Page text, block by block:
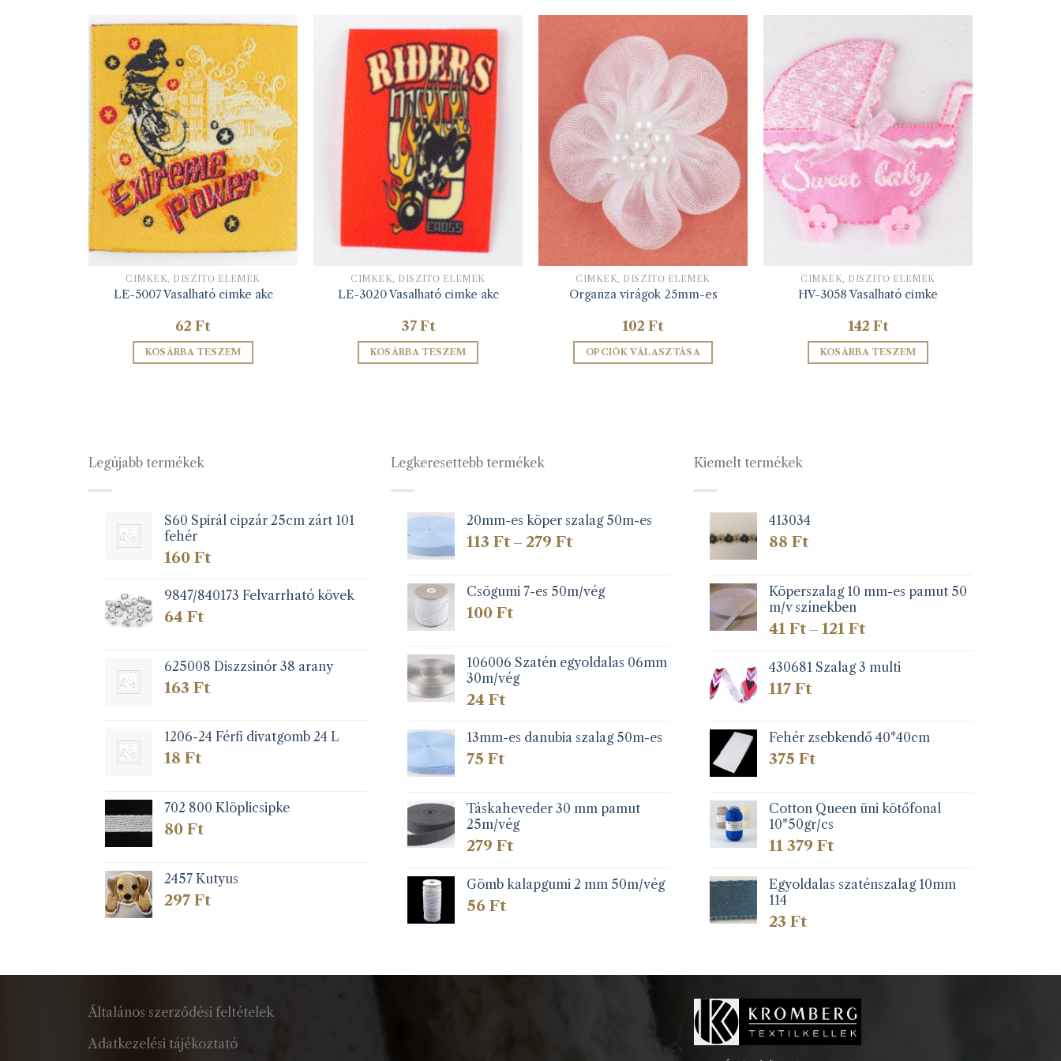
CIMKÉK, DÍSZÍTŐ ELEMEK
LE-5007 Vasalható cimke akc
62 Ft
KOSÁRBA TESZEM
CIMKÉK, DÍSZÍTŐ ELEMEK
LE-3020 Vasalható cimke akc
37Ft
KOSÁRBA TESZEM
CIMKÉK, DÍSZÍTŐ ELEMEK
Organza virágok 25mm-es
102 Ft
OPCIÓK VÁLASZTÁSA
a
termékoldalon
CIMKÉK, DÍSZÍTŐ ELEMEK
HV-3058 Vasalható cimke
142 Ft
KOSÁRBA TESZEM
Legújabb termékek
S60 Spirál cipzár 25cm zárt 101
fehér
160 Ft
9847/840173 Felvarrható kövek
64 Ft
625008 Diszzsinór 38 arany
163 Ft
1206-24 Férfi divatgomb 24 L
18 Ft
702 800 Klöplicsipke
80 Ft
2457 Kutyus
297 Ft
Legkeresettebb termékek
20mm-es köper szalag 50m-es
113Ft – 279FtÁrtartomány:
279 Ft
Csögumi 7-es 50m/vég
100Ft
106006 Szatén egyoldalas 06mm
30m/vég
24Ft
13mm-es danubia szalag 50m-es
75Ft
Táskaheveder 30 mm pamut
25m/vég
279Ft
Gömb kalapgumi 2 mm 50m/vég
56Ft
Kiemelt termékek
413034
88Ft
Köperszalag 10 mm-es pamut 50
m/v színekben
41Ft – 121FtÁrtartomány:
121 Ft
430681 Szalag 3 multi
117Ft
Fehér zsebkendő 40*40cm
375Ft
Cotton Queen üni kötőfonal
10*50gr/cs
11 379Ft
Egyoldalas szaténszalag 10mm
114
23Ft
Általános szerződési feltételek
Adatkezelési tájékoztató